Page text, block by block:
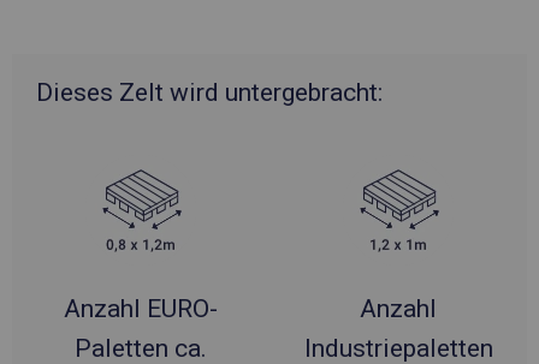
Dieses Zelt wird untergebracht:
Anzahl EURO-
Paletten ca.
Anzahl
Industriepaletten